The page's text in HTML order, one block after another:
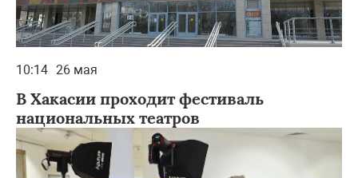
10:14 26 мая
В Хакасии проходит фестиваль
национальных театров